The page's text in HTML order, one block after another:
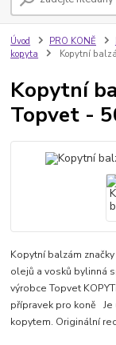
Úvod PRO KONĚ
kopyta
Kopytní
Kopytní
Topvet -
Kopytní balzám
olejů a vosků bylinná
výrobce Topvet
přípravek pro koně Je
kopytem. Originální